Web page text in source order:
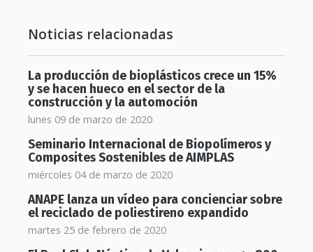
Noticias relacionadas
La producción de bioplásticos crece un 15%
y se hacen hueco en el sector de la
construcción y la automoción
lunes 09 de marzo de 2020
Seminario Internacional de Biopolímeros y
Composites Sostenibles de AIMPLAS
miércoles 04 de marzo de 2020
ANAPE lanza un vídeo para concienciar sobre
el reciclado de poliestireno expandido
martes 25 de febrero de 2020